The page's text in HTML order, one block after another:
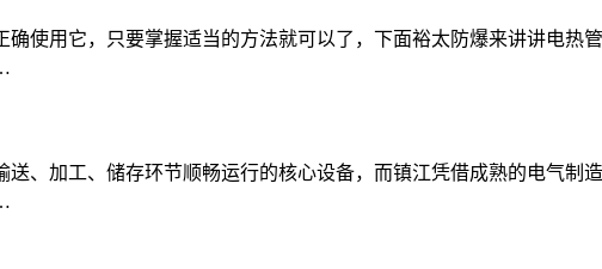
使用它，只要掌握适当的方法就可以了，下面裕太防爆来讲讲电热
、加工、储存环节顺畅运行的核心设备，而镇江凭借成熟的电气制